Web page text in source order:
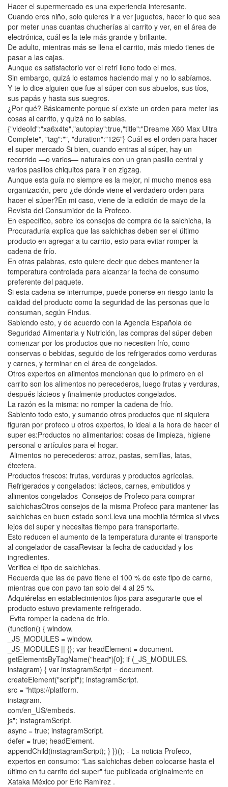
Hacer el supermercado es una experiencia interesante.
Cuando eres niño, solo quieres ir a ver juguetes, hacer lo que sea
por meter unas cuantas chucherías al carrito y ver, en el área de
electrónica, cuál es la tele más grande y brillante.
De adulto, mientras más se llena el carrito, más miedo tienes de
pasar a las cajas.
Aunque es satisfactorio ver el refri lleno todo el mes.
Sin embargo, quizá lo estamos haciendo mal y no lo sabíamos.
Y te lo dice alguien que fue al súper con sus abuelos, sus tíos,
sus papás y hasta sus suegros.
¿Por qué? Básicamente porque sí existe un orden para meter las
cosas al carrito, y quizá no lo sabías.
{"videoId":"xa6x4te","autoplay":true,"title":"Dreame X60 Max Ultra
Complete", "tag":"", "duration":"126"} Cuál es el orden para hacer
el super mercado Si bien, cuando entras al súper, hay un
recorrido —o varios— naturales con un gran pasillo central y
varios pasillos chiquitos para ir en zigzag.
Aunque esta guía no siempre es la mejor, ni mucho menos esa
organización, pero ¿de dónde viene el verdadero orden para
hacer el súper?En mi caso, viene de la edición de mayo de la
Revista del Consumidor de la Profeco.
En específico, sobre los consejos de compra de la salchicha, la
Procuraduría explica que las salchichas deben ser el último
producto en agregar a tu carrito, esto para evitar romper la
cadena de frío.
En otras palabras, esto quiere decir que debes mantener la
temperatura controlada para alcanzar la fecha de consumo
preferente del paquete.
Si esta cadena se interrumpe, puede ponerse en riesgo tanto la
calidad del producto como la seguridad de las personas que lo
consuman, según Findus.
Sabiendo esto, y de acuerdo con la Agencia Española de
Seguridad Alimentaria y Nutrición, las compras del súper deben
comenzar por los productos que no necesiten frío, como
conservas o bebidas, seguido de los refrigerados como verduras
y carnes, y terminar en el área de congelados.
Otros expertos en alimentos mencionan que lo primero en el
carrito son los alimentos no perecederos, luego frutas y verduras,
después lácteos y finalmente productos congelados.
La razón es la misma: no romper la cadena de frío.
Sabiento todo esto, y sumando otros productos que ni siquiera
figuran por profeco u otros expertos, lo ideal a la hora de hacer el
super es:Productos no alimentarios: cosas de limpieza, higiene
personal o artículos para el hogar.
Alimentos no perecederos: arroz, pastas, semillas, latas,
étcetera.
Productos frescos: frutas, verduras y productos agrícolas.
Refrigerados y congelados: lácteos, carnes, embutidos y
alimentos congelados Consejos de Profeco para comprar
salchichasOtros consejos de la misma Profeco para mantener las
salchichas en buen estado son:Lleva una mochila térmica si vives
lejos del super y necesitas tiempo para transportarte.
Esto reducen el aumento de la temperatura durante el transporte
al congelador de casaRevisar la fecha de caducidad y los
ingredientes.
Verifica el tipo de salchichas.
Recuerda que las de pavo tiene el 100 % de este tipo de carne,
mientras que con pavo tan solo del 4 al 25 %.
Adquiérelas en establecimientos fijos para asegurarte que el
producto estuvo previamente refrigerado.
Evita romper la cadena de frío.
(function() { window.
_JS_MODULES = window.
_JS_MODULES || {}; var headElement = document.
getElementsByTagName("head")[0]; if (_JS_MODULES.
instagram) { var instagramScript = document.
createElement("script"); instagramScript.
src = "https://platform.
instagram.
com/en_US/embeds.
js"; instagramScript.
async = true; instagramScript.
defer = true; headElement.
appendChild(instagramScript); } })(); - La noticia Profeco,
expertos en consumo: "Las salchichas deben colocarse hasta el
último en tu carrito del super" fue publicada originalmente en
Xataka México por Eric Ramirez .